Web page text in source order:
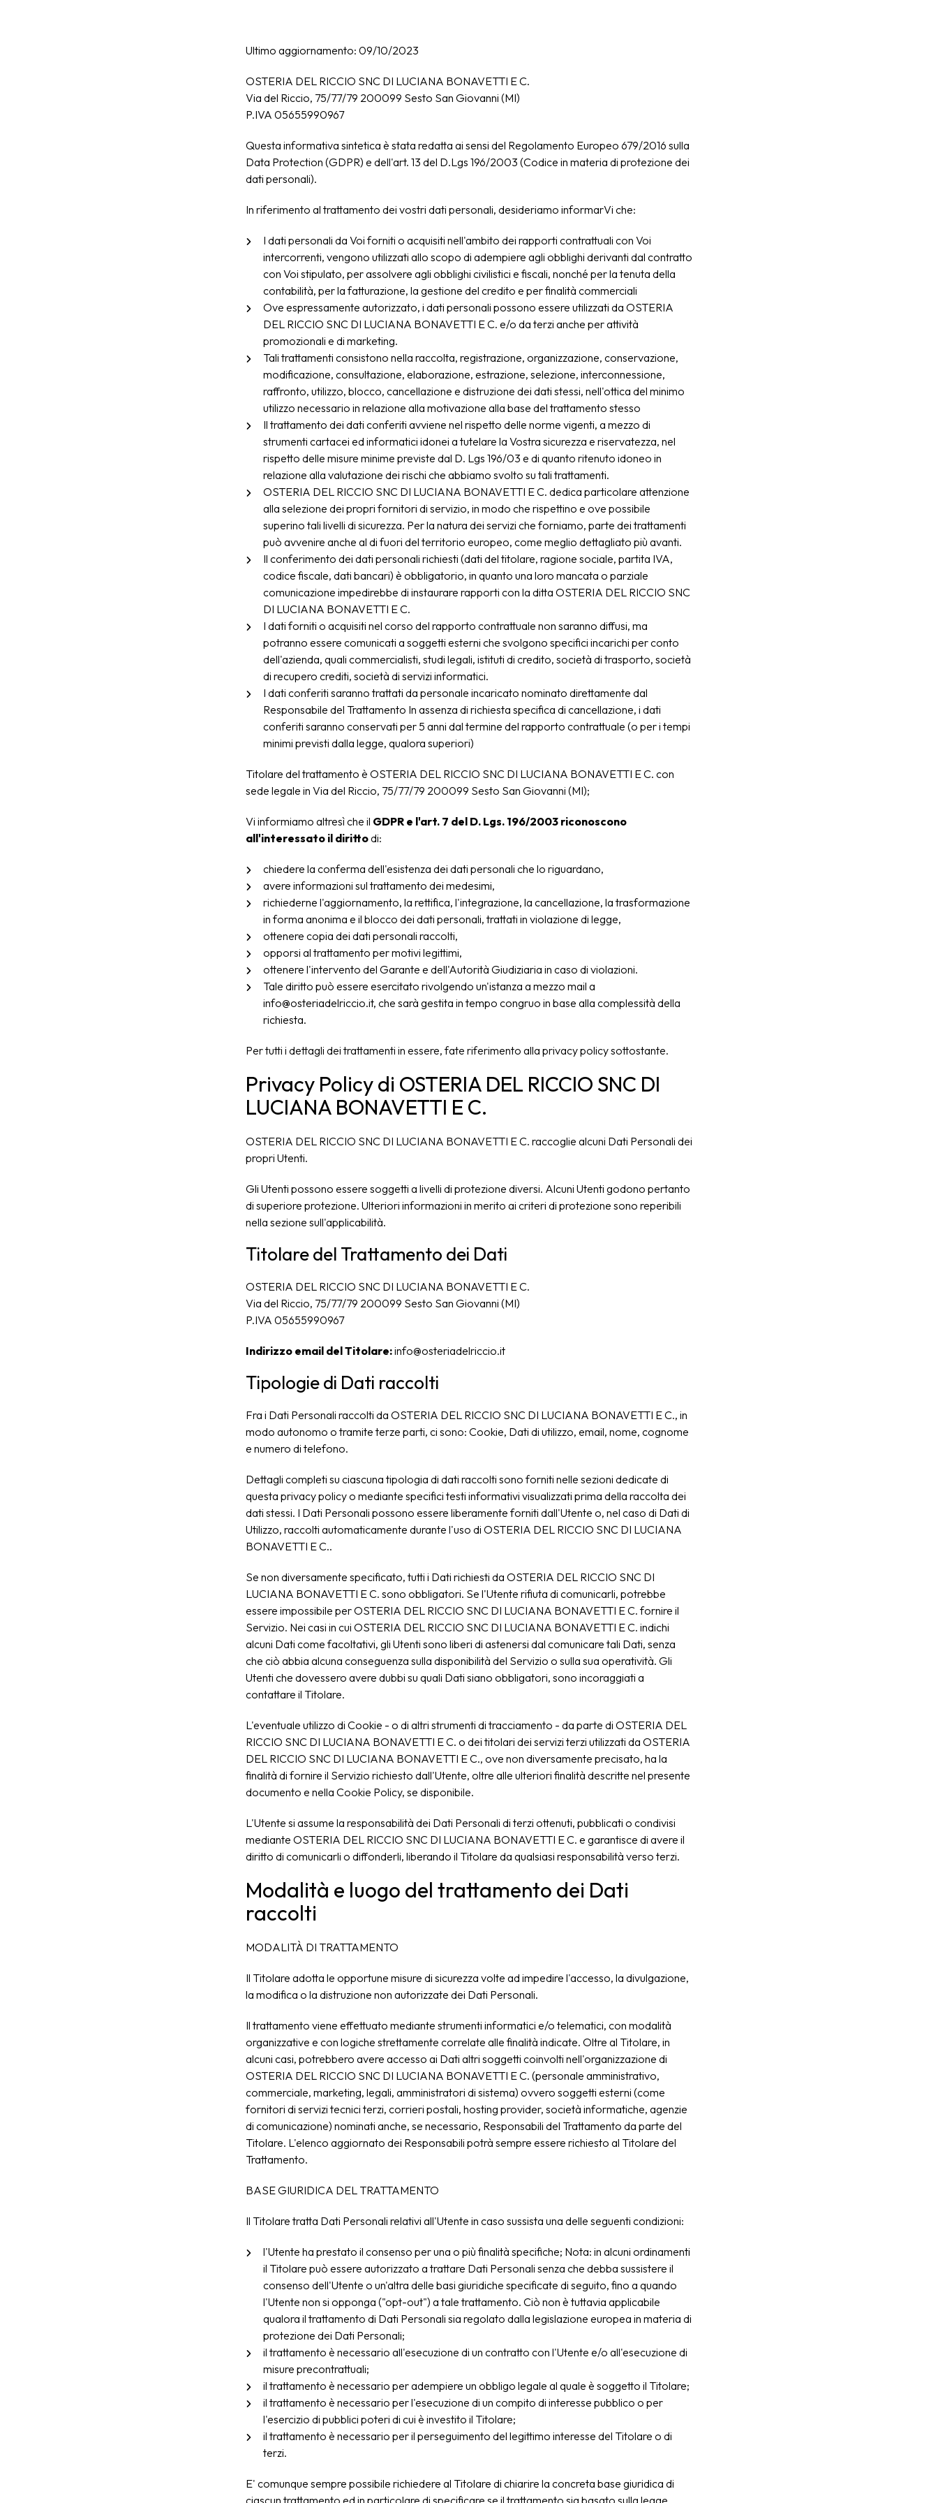
Ultimo aggiornamento: 09/10/2023
OSTERIA DEL RICCIO SNC DI LUCIANA BONAVETTI E C.
Via del Riccio, 75/77/79 200099 Sesto San Giovanni (MI)
P.IVA 05655990967
Questa informativa sintetica è stata redatta ai sensi del Regolamento Europeo 679/2016 sulla
Data Protection (GDPR) e dell'art. 13 del D.Lgs 196/2003 (Codice in materia di protezione dei
dati personali).
In riferimento al trattamento dei vostri dati personali, desideriamo informarVi che:
I dati personali da Voi forniti o acquisiti nell'ambito dei rapporti contrattuali con Voi
intercorrenti, vengono utilizzati allo scopo di adempiere agli obblighi derivanti dal contratto
con Voi stipulato, per assolvere agli obblighi civilistici e fiscali, nonché per la tenuta della
contabilità, per la fatturazione, la gestione del credito e per finalità commerciali
Ove espressamente autorizzato, i dati personali possono essere utilizzati da OSTERIA
DEL RICCIO SNC DI LUCIANA BONAVETTI E C. e/o da terzi anche per attività
promozionali e di marketing.
Tali trattamenti consistono nella raccolta, registrazione, organizzazione, conservazione,
modificazione, consultazione, elaborazione, estrazione, selezione, interconnessione,
raffronto, utilizzo, blocco, cancellazione e distruzione dei dati stessi, nell'ottica del minimo
utilizzo necessario in relazione alla motivazione alla base del trattamento stesso
Il trattamento dei dati conferiti avviene nel rispetto delle norme vigenti, a mezzo di
strumenti cartacei ed informatici idonei a tutelare la Vostra sicurezza e riservatezza, nel
rispetto delle misure minime previste dal D. Lgs 196/03 e di quanto ritenuto idoneo in
relazione alla valutazione dei rischi che abbiamo svolto su tali trattamenti.
OSTERIA DEL RICCIO SNC DI LUCIANA BONAVETTI E C. dedica particolare attenzione
alla selezione dei propri fornitori di servizio, in modo che rispettino e ove possibile
superino tali livelli di sicurezza. Per la natura dei servizi che forniamo, parte dei trattamenti
può avvenire anche al di fuori del territorio europeo, come meglio dettagliato più avanti.
Il conferimento dei dati personali richiesti (dati del titolare, ragione sociale, partita IVA,
codice fiscale, dati bancari) è obbligatorio, in quanto una loro mancata o parziale
comunicazione impedirebbe di instaurare rapporti con la ditta OSTERIA DEL RICCIO SNC
DI LUCIANA BONAVETTI E C.
I dati forniti o acquisiti nel corso del rapporto contrattuale non saranno diffusi, ma
potranno essere comunicati a soggetti esterni che svolgono specifici incarichi per conto
dell'azienda, quali commercialisti, studi legali, istituti di credito, società di trasporto, società
di recupero crediti, società di servizi informatici.
I dati conferiti saranno trattati da personale incaricato nominato direttamente dal
Responsabile del Trattamento In assenza di richiesta specifica di cancellazione, i dati
conferiti saranno conservati per 5 anni dal termine del rapporto contrattuale (o per i tempi
minimi previsti dalla legge, qualora superiori)
Titolare del trattamento è OSTERIA DEL RICCIO SNC DI LUCIANA BONAVETTI E C. con
sede legale in Via del Riccio, 75/77/79 200099 Sesto San Giovanni (MI);
Vi informiamo altresì che il GDPR e l'art. 7 del D. Lgs. 196/2003 riconoscono
all'interessato il dirittodi:
chiedere la conferma dell'esistenza dei dati personali che lo riguardano,
avere informazioni sul trattamento dei medesimi,
richiederne l'aggiornamento, la rettifica, l'integrazione, la cancellazione, la trasformazione
in forma anonima e il blocco dei dati personali, trattati in violazione di legge,
ottenere copia dei dati personali raccolti,
opporsi al trattamento per motivi legittimi,
ottenere l'intervento del Garante e dell'Autorità Giudiziaria in caso di violazioni.
Tale diritto può essere esercitato rivolgendo un'istanza a mezzo mail a
info@osteriadelriccio.it, che sarà gestita in tempo congruo in base alla complessità della
richiesta.
Per tutti i dettagli dei trattamenti in essere, fate riferimento alla privacy policy sottostante.
Privacy Policy di OSTERIA DEL RICCIO SNC DI
LUCIANA BONAVETTI E C.
OSTERIA DEL RICCIO SNC DI LUCIANA BONAVETTI E C. raccoglie alcuni Dati Personali dei
propri Utenti.
Gli Utenti possono essere soggetti a livelli di protezione diversi. Alcuni Utenti godono pertanto
di superiore protezione. Ulteriori informazioni in merito ai criteri di protezione sono reperibili
nella sezione sull'applicabilità.
Titolare del Trattamento dei Dati
OSTERIA DEL RICCIO SNC DI LUCIANA BONAVETTI E C.
Via del Riccio, 75/77/79 200099 Sesto San Giovanni (MI)
P.IVA 05655990967
Indirizzo email del Titolare:info@osteriadelriccio.it
Tipologie di Dati raccolti
Fra i Dati Personali raccolti da OSTERIA DEL RICCIO SNC DI LUCIANA BONAVETTI E C., in
modo autonomo o tramite terze parti, ci sono: Cookie, Dati di utilizzo, email, nome, cognome
e numero di telefono.
Dettagli completi su ciascuna tipologia di dati raccolti sono forniti nelle sezioni dedicate di
questa privacy policy o mediante specifici testi informativi visualizzati prima della raccolta dei
dati stessi. I Dati Personali possono essere liberamente forniti dall'Utente o, nel caso di Dati di
Utilizzo, raccolti automaticamente durante l'uso di OSTERIA DEL RICCIO SNC DI LUCIANA
BONAVETTI E C..
Se non diversamente specificato, tutti i Dati richiesti da OSTERIA DEL RICCIO SNC DI
LUCIANA BONAVETTI E C. sono obbligatori. Se l'Utente rifiuta di comunicarli, potrebbe
essere impossibile per OSTERIA DEL RICCIO SNC DI LUCIANA BONAVETTI E C. fornire il
Servizio. Nei casi in cui OSTERIA DEL RICCIO SNC DI LUCIANA BONAVETTI E C. indichi
alcuni Dati come facoltativi, gli Utenti sono liberi di astenersi dal comunicare tali Dati, senza
che ciò abbia alcuna conseguenza sulla disponibilità del Servizio o sulla sua operatività. Gli
Utenti che dovessero avere dubbi su quali Dati siano obbligatori, sono incoraggiati a
contattare il Titolare.
L'eventuale utilizzo di Cookie - o di altri strumenti di tracciamento - da parte di OSTERIA DEL
RICCIO SNC DI LUCIANA BONAVETTI E C. o dei titolari dei servizi terzi utilizzati da OSTERIA
DEL RICCIO SNC DI LUCIANA BONAVETTI E C., ove non diversamente precisato, ha la
finalità di fornire il Servizio richiesto dall'Utente, oltre alle ulteriori finalità descritte nel presente
documento e nella Cookie Policy, se disponibile.
L'Utente si assume la responsabilità dei Dati Personali di terzi ottenuti, pubblicati o condivisi
mediante OSTERIA DEL RICCIO SNC DI LUCIANA BONAVETTI E C. e garantisce di avere il
diritto di comunicarli o diffonderli, liberando il Titolare da qualsiasi responsabilità verso terzi.
Modalità e luogo del trattamento dei Dati
raccolti
MODALITÀ DI TRATTAMENTO
Il Titolare adotta le opportune misure di sicurezza volte ad impedire l'accesso, la divulgazione,
la modifica o la distruzione non autorizzate dei Dati Personali.
Il trattamento viene effettuato mediante strumenti informatici e/o telematici, con modalità
organizzative e con logiche strettamente correlate alle finalità indicate. Oltre al Titolare, in
alcuni casi, potrebbero avere accesso ai Dati altri soggetti coinvolti nell'organizzazione di
OSTERIA DEL RICCIO SNC DI LUCIANA BONAVETTI E C. (personale amministrativo,
commerciale, marketing, legali, amministratori di sistema) ovvero soggetti esterni (come
fornitori di servizi tecnici terzi, corrieri postali, hosting provider, società informatiche, agenzie
di comunicazione) nominati anche, se necessario, Responsabili del Trattamento da parte del
Titolare. L'elenco aggiornato dei Responsabili potrà sempre essere richiesto al Titolare del
Trattamento.
BASE GIURIDICA DEL TRATTAMENTO
Il Titolare tratta Dati Personali relativi all'Utente in caso sussista una delle seguenti condizioni:
l'Utente ha prestato il consenso per una o più finalità specifiche; Nota: in alcuni ordinamenti
il Titolare può essere autorizzato a trattare Dati Personali senza che debba sussistere il
consenso dell'Utente o un'altra delle basi giuridiche specificate di seguito, fino a quando
l'Utente non si opponga ("opt-out") a tale trattamento. Ciò non è tuttavia applicabile
qualora il trattamento di Dati Personali sia regolato dalla legislazione europea in materia di
protezione dei Dati Personali;
il trattamento è necessario all'esecuzione di un contratto con l'Utente e/o all'esecuzione di
misure precontrattuali;
il trattamento è necessario per adempiere un obbligo legale al quale è soggetto il Titolare;
il trattamento è necessario per l'esecuzione di un compito di interesse pubblico o per
l'esercizio di pubblici poteri di cui è investito il Titolare;
il trattamento è necessario per il perseguimento del legittimo interesse del Titolare o di
terzi.
E' comunque sempre possibile richiedere al Titolare di chiarire la concreta base giuridica di
ciascun trattamento ed in particolare di specificare se il trattamento sia basato sulla legge,